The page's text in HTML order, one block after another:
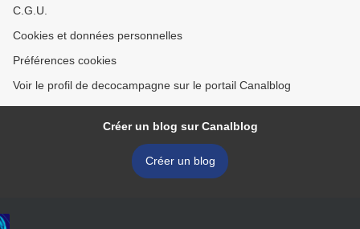
C.G.U.
Cookies et données personnelles
Préférences cookies
Voir le profil de decocampagne sur le portail Canalblog
Créer un blog sur Canalblog
Créer un blog